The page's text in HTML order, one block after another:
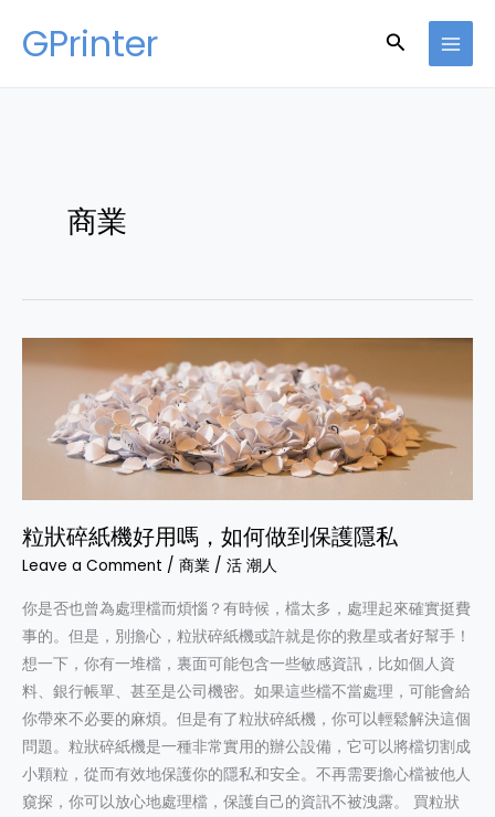
GPrinter Search
商業
粒狀碎紙機好用嗎，如何做到保護隱私
Leave a Comment / 商業 / 活 潮人
你是否也曾為處理檔而煩惱？有時候，檔太多，處理起來確實挺費
事的。但是，別擔心，粒狀碎紙機或許就是你的救星或者好幫手！
想一下，你有一堆檔，裏面可能包含一些敏感資訊，比如個人資
料、銀行帳單、甚至是公司機密。如果這些檔不當處理，可能會給
你帶來不必要的麻煩。但是有了粒狀碎紙機，你可以輕鬆解決這個
問題。粒狀碎紙機是一種非常實用的辦公設備，它可以將檔切割成
小顆粒，從而有效地保護你的隱私和安全。不再需要擔心檔被他人
窺探，你可以放心地處理檔，保護自己的資訊不被洩露。 買粒狀
嗎，
如
何
做
到
保
護
隱
私